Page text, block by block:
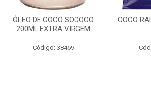
ÓLEO DE COCO SOCOCO
200ML EXTRA VIRGEM
Código: 38459
COCO